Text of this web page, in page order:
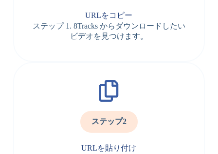
URLをコピー
ステップ 1. 8Tracks からダウンロードしたい
ビデオを見つけます。
ステップ2
URLを貼り付け